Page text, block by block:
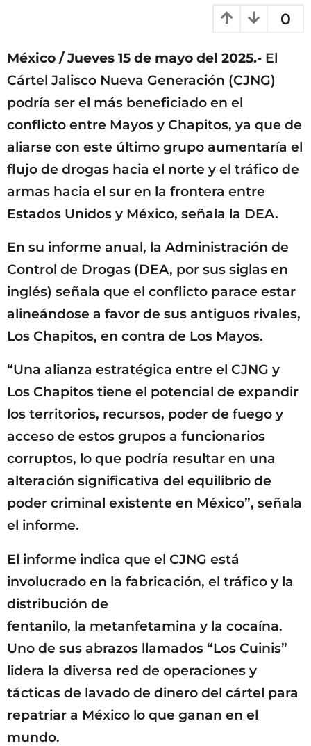
0
México / Jueves 15 de mayo del 2025.- El
Cártel Jalisco Nueva Generación (CJNG)
podría ser el más beneficiado en el
conflicto entre Mayos y Chapitos, ya que de
aliarse con este último grupo aumentaría el
flujo de drogas hacia el norte y el tráfico de
armas hacia el sur en la frontera entre
Estados Unidos y México, señala la DEA.
En su informe anual, la Administración de
Control de Drogas (DEA, por sus siglas en
inglés) señala que el conflicto parace estar
alineándose a favor de sus antiguos rivales,
Los Chapitos, en contra de Los Mayos.
“Una alianza estratégica entre el CJNG y
Los Chapitos tiene el potencial de expandir
los territorios, recursos, poder de fuego y
acceso de estos grupos a funcionarios
corruptos, lo que podría resultar en una
alteración significativa del equilibrio de
poder criminal existente en México”, señala
el informe.
El informe indica que el CJNG está
involucrado en la fabricación, el tráfico y la
distribución de
fentanilo, la metanfetamina y la cocaína.
Uno de sus abrazos llamados “Los Cuinis”
lidera la diversa red de operaciones y
tácticas de lavado de dinero del cártel para
repatriar a México lo que ganan en el
mundo.